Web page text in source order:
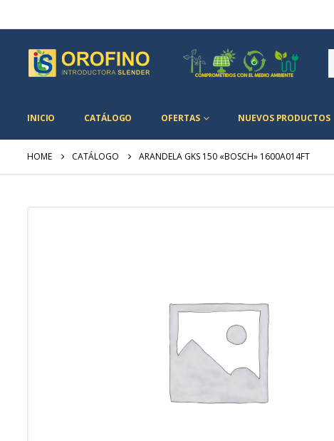
INICIO CATÁLOGO OFERTAS NUEVOS PRODUCTOS
HOME CATÁLOGO ARANDELA GKS 150 «BOSCH» 1600A014FT